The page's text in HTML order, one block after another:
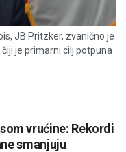
JB Pritzker, zvanično je
je primarni cilj potpuna
vrućine: Rekordi
smanjuju